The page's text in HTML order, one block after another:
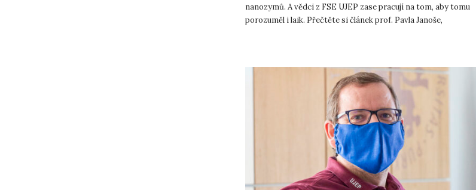
nanozymů. A vědci z FSE UJEP zase pracují na tom, aby tomu
porozuměl i laik. Přečtěte si článek prof. Pavla Janoše,